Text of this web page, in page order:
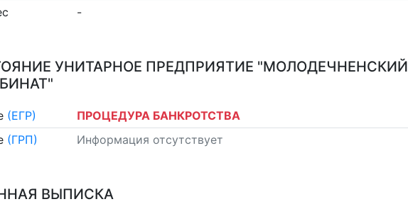
-
УНИТАРНОЕ ПРЕДПРИЯТИЕ "МОЛОДЕЧНЕНСКИЙ
(ЕГР)
ПРОЦЕДУРА БАНКРОТСТВА
(ГРП) Информация отсутствует
ВЫПИСКА